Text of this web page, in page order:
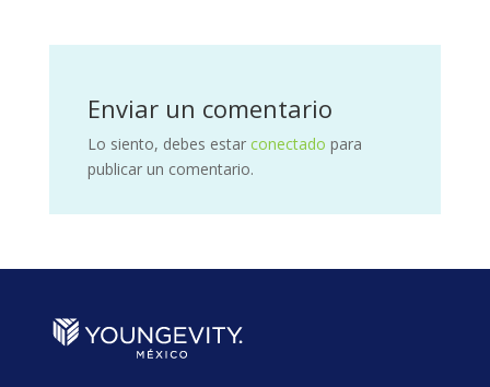
Enviar un comentario
Lo siento, debes estar conectado para
publicar un comentario.